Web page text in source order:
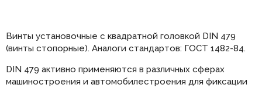
Винты установочные с квадратной головкой DIN 479
(винты стопорные). Аналоги стандартов: ГОСТ 1482-84.
DIN 479 активно применяются в различных сферах
машиностроения и автомобилестроения для фиксации